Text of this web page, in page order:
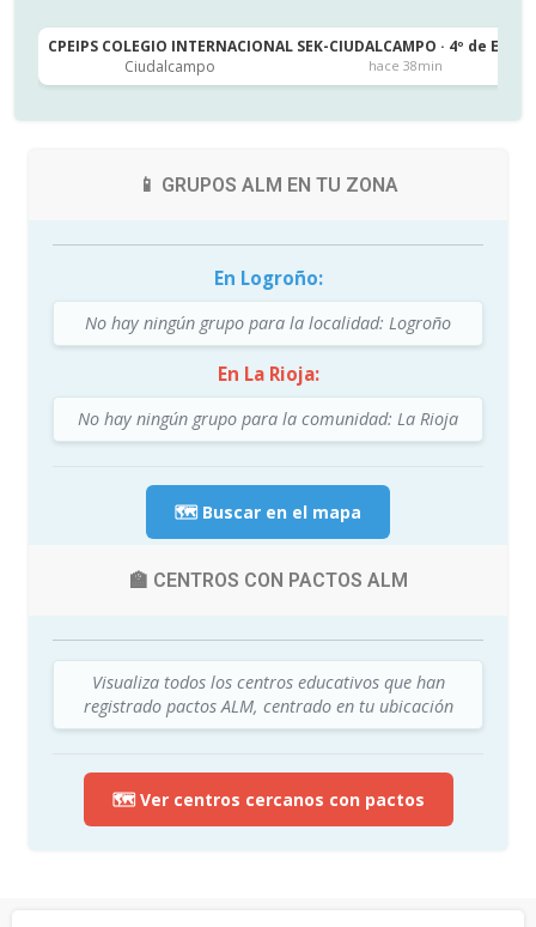
CPEIPS COLEGIO INTERNACIONAL SEK-CIUDALCAMPO · 4º de ESO
Ciudalcampo
hace 38min
📱 GRUPOS ALM EN TU ZONA
En Logroño:
No hay ningún grupo para la localidad: Logroño
En La Rioja:
No hay ningún grupo para la comunidad: La Rioja
🗺️ Buscar en el mapa
🏫 CENTROS CON PACTOS ALM
Visualiza todos los centros educativos que han
registrado pactos ALM, centrado en tu ubicación
🗺️ Ver centros cercanos con pactos